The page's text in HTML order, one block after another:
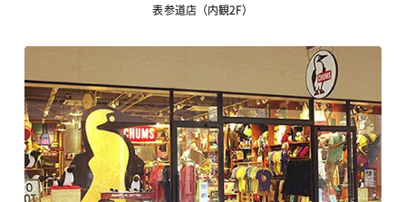
表参道店（内観2F）